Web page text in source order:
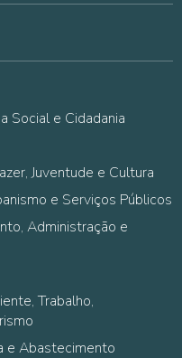
Social e Cidadania
Juventude e Cultura
e Serviços Públicos
Administração e
Trabalho,
e Abastecimento